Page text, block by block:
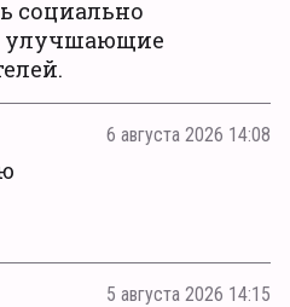
социально
улучшающие
6 августа 2026 14:08
5 августа 2026 14:15